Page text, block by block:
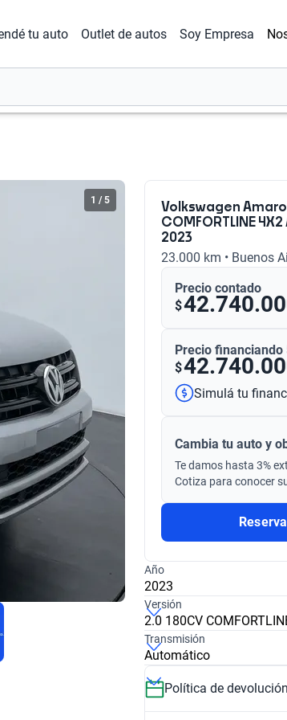
tu auto Outlet de autos Soy Empresa
Volkswagen
COMFORTLINE
2023
23.000 km • Buenos
Precio contado
$
Precio financiando
$
Simulá tu
Cambia tu auto y
Te damos hasta 3%
Cotiza para conocer
Año
2023
2016
$ 22.870.000
Versión
2.0 180CV
2.0 TDI TRENDLINE G2
$ 41.522.000
Transmisión
Automático
Manual
Política de
1 /5